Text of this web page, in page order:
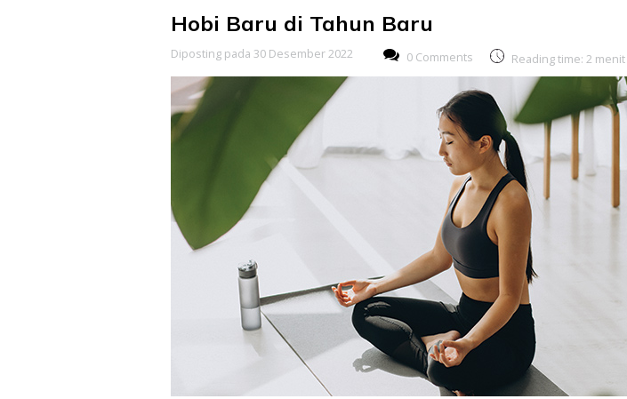
Hobi Baru di Tahun Baru
Diposting pada 30 Desember 2022 0 Comments Reading time: 2 menit